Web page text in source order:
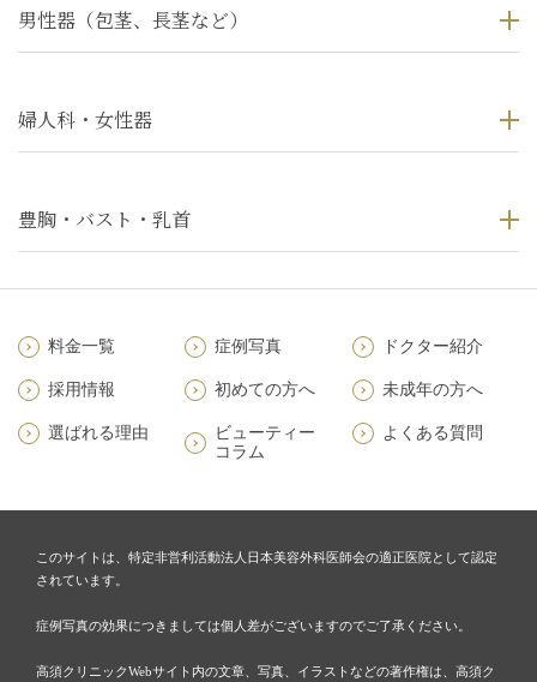
男性器（包茎、長茎など）
婦人科・女性器
豊胸・バスト・乳首
料金一覧 症例写真 ドクター紹介
採用情報 初めての方へ 未成年の方へ
選ばれる理由
ビューティー
コラム
よくある質問
このサイトは、特定非営利活動法人日本美容外科医師会の適正医院として認定
されています。
症例写真の効果につきましては個人差がございますのでご了承ください。
高須クリニックWebサイト内の文章、写真、イラストなどの著作権は、高須ク